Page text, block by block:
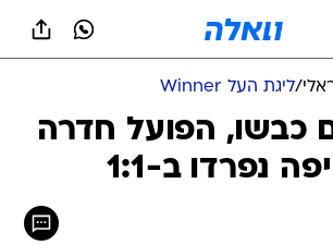
/ליגת העל Winner
כבשו, הפועל חדרה
נפרדו ב-1:1